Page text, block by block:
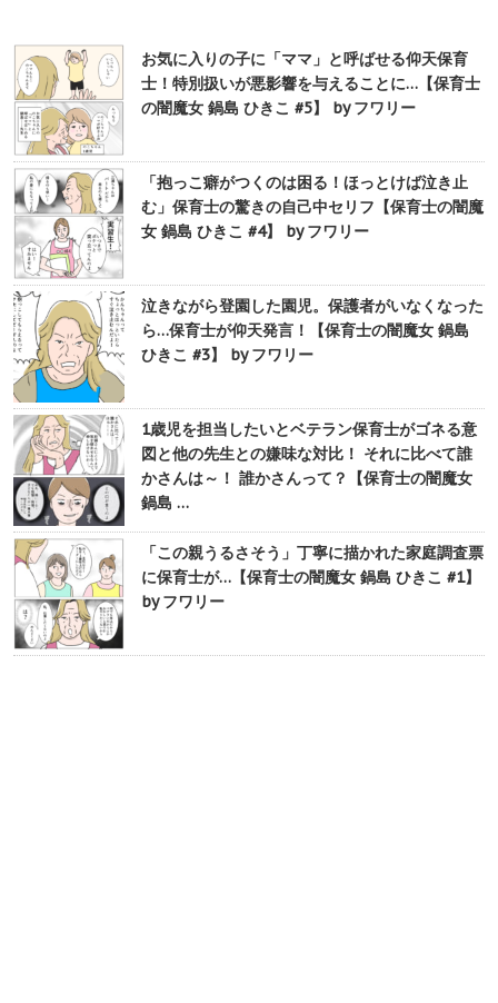
お気に入りの子に「ママ」と呼ばせる仰天保育
士！特別扱いが悪影響を与えることに…【保育士
の闇魔女 鍋島 ひきこ #5】 by フワリー
「抱っこ癖がつくのは困る！ほっとけば泣き止
む」保育士の驚きの自己中セリフ【保育士の闇魔
女 鍋島 ひきこ #4】 by フワリー
泣きながら登園した園児。保護者がいなくなった
ら…保育士が仰天発言！【保育士の闇魔女 鍋島
ひきこ #3】 by フワリー
1歳児を担当したいとベテラン保育士がゴネる意
図と他の先生との嫌味な対比！ それに比べて誰
かさんは～！ 誰かさんって？【保育士の闇魔女
鍋島 …
「この親うるさそう」丁寧に描かれた家庭調査票
に保育士が…【保育士の闇魔女 鍋島 ひきこ #1】
by フワリー